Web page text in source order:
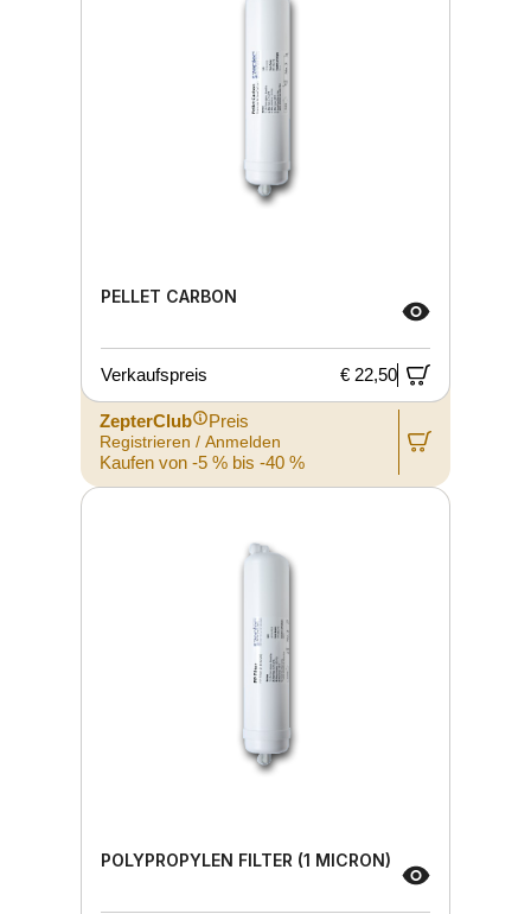
PELLET CARBON
Verkaufspreis € 22,50
ZepterClub Preis
Registrieren / Anmelden
Kaufen von -5 % bis -40 %
POLYPROPYLEN FILTER (1 MICRON)